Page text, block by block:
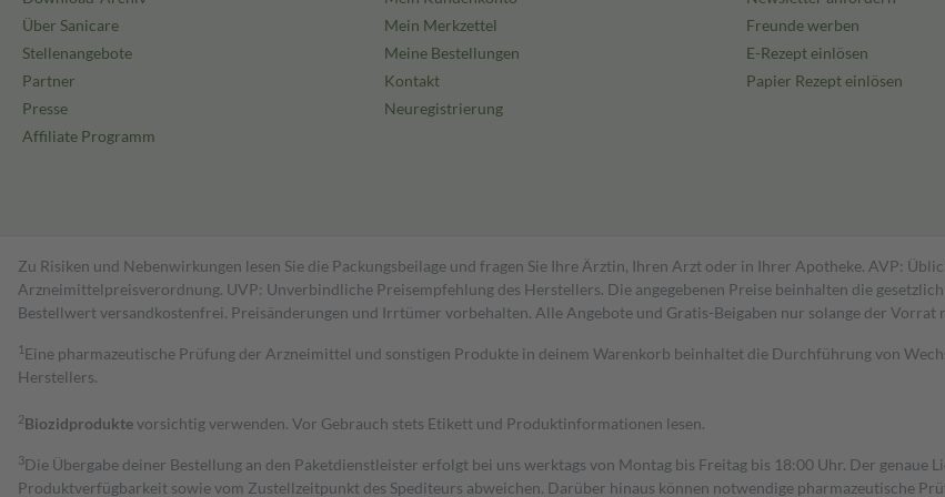
Anwendung:
Täglich 1 Pflaster für 24 Stunden.
Wirkstoffmenge
hydroxyethyl)acrylat-co-(2,3-epoxypropyl)methacrylat] (67:28:5:0,15) [Durotak 387-2516],
Glyceroltrialkanoat(C6-C12) [Miglyol 812], Papier 26 g/m², Polyesterfolie mit Silikon- und
Aluminiumbeschichtung, braune Drucktinte.
Über Sanicare
Stellenangebote
Partner
Presse
Affiliate Programm
Mein Merkzettel
Meine Bestellungen
Kontakt
Neuregistrierung
Freunde werben
E-Rezept einlösen
Papier Rezept einlösen
Zu Risiken und Nebenwirkungen lesen Sie die Packungsbeilage und fragen Sie Ihre Ärztin, Ihren Arzt oder in Ihrer Apotheke. AVP:
Arzneimittelpreisverordnung. UVP: Unverbindliche Preisempfehlung des Herstellers. Die angegebenen Preise beinhalten die
Bestell­wert versand­kosten­frei. Preisänderungen und Irrtümer vorbehalten. Alle Angebote und Gratis-Beigaben nur solange der Vorrat
1 Eine pharmazeutische Prüfung der Arzneimittel und sonstigen Produkte in deinem Warenkorb beinhaltet die Durchführung von
Herstellers.
2Biozidproduktevorsichtig verwenden. Vor Gebrauch stets Etikett und Produktinformationen lesen.
3Die Übergabe deiner Bestellung an den Paketdienstleister erfolgt bei uns werktags von Montag bis Freitag bis 18:00 Uhr. Der genaue
Produktverfügbarkeit sowie vom Zustellzeitpunkt des Spediteurs abweichen. Darüber hinaus können notwendige pharmazeutische